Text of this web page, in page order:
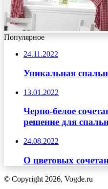
Популярное
24.11.2022
Уникальная
13.01.2022
Черно-белое
решение для
24.08.2022
О цветовых
© Copyright 2026, Vogde.ru